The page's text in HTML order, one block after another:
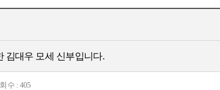
김대우 모세 신부입니다.
수 : 405